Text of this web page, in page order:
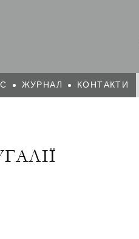
ЖУРНАЛ КОНТАКТИ